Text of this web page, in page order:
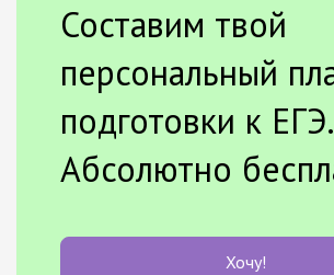
Составим твой
персональный
подготовки к ЕГЭ.
Абсолютно
Хочу!